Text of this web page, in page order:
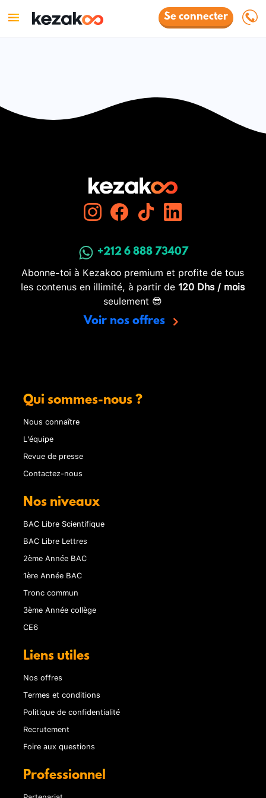
Se connecter
+212 6 888 73407
Abonne-toi à Kezakoo premium et profite de tous
les contenus en illimité, à partir de 120 Dhs / mois
seulement 😎
Voir nos offres
Qui sommes-nous ?
Nous connaître
L'équipe
Revue de presse
Contactez-nous
Nos niveaux
BAC Libre Scientifique
BAC Libre Lettres
2ème Année BAC
1ère Année BAC
Tronc commun
3ème Année collège
CE6
Liens utiles
Nos offres
Termes et conditions
Politique de confidentialité
Recrutement
Foire aux questions
Professionnel